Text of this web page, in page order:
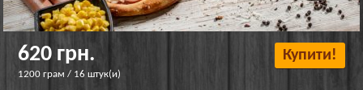
620 грн.
1200 грам / 16 штук(и)
Купити!